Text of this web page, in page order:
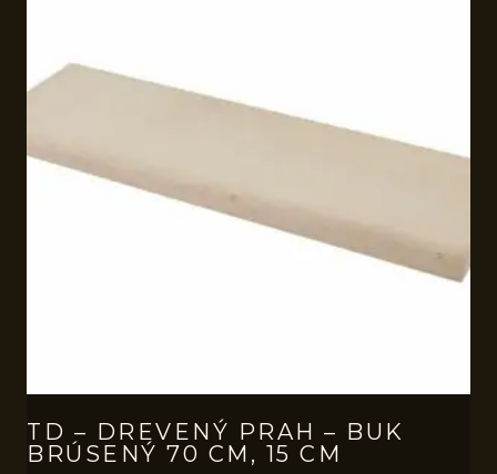
TD – DREVENÝ PRAH – BUK
BRÚSENÝ 70 CM, 15 CM